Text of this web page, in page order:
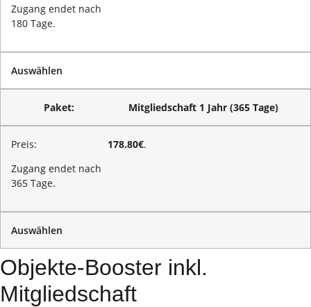
Zugang endet nach
180 Tage.
Auswählen
Mitgliedschaft 1 Jahr (365 Tage)
178.80€.
Zugang endet nach
365 Tage.
Auswählen
Objekte-Booster inkl.
Mitgliedschaft